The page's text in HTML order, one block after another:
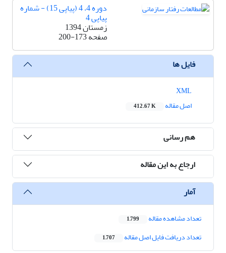
دوره 4، 4 (پیاپی 15) - شماره
پیاپی 4
زمستان 1394
صفحه200-173
فایل ها
اصل مقاله
412.67 K
هم رسانی
ارجاع به این مقاله
آمار
تعداد مشاهده مقاله 1,799
تعداد دریافت فایل اصل مقاله 1,707